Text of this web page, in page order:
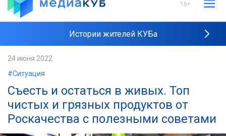
16+
Истории жителей КУБа
24 июня 2022
#Ситуация
Съесть и остаться в живых. Топ
чистых и грязных продуктов от
Роскачества с полезными советами